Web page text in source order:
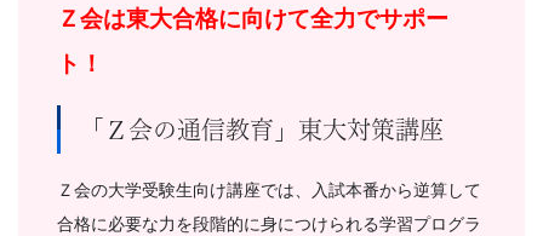
Ｚ会は東大合格に向けて全力でサポー
ト！
「Ｚ会の通信教育」東大対策講座
Ｚ会の大学受験生向け講座では、入試本番から逆算して
合格に必要な力を段階的に身につけられる学習プログラ